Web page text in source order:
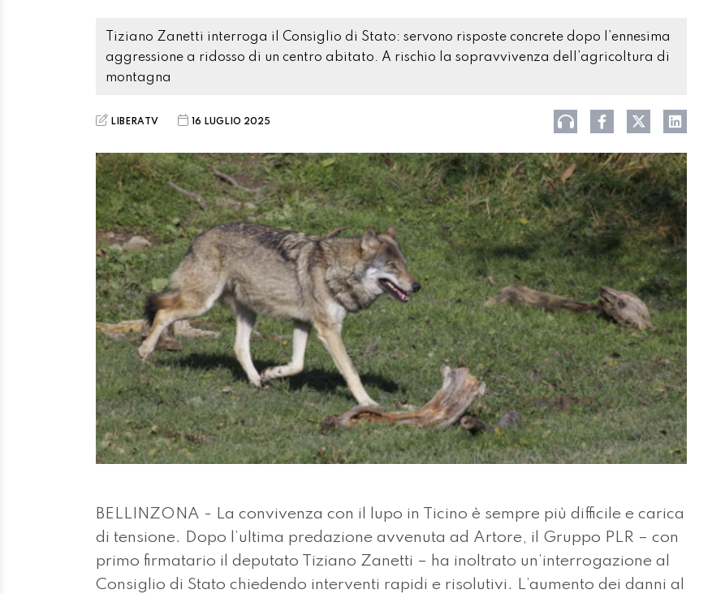
Tiziano Zanetti interroga il Consiglio di Stato: servono risposte concrete dopo l’ennesima
aggressione a ridosso di un centro abitato. A rischio la sopravvivenza dell’agricoltura di
montagna
LIBERATV 16 LUGLIO 2025
BELLINZONA - La convivenza con il lupo in Ticino è sempre più difficile e carica
di tensione. Dopo l’ultima predazione avvenuta ad Artore, il Gruppo PLR – con
primo firmatario il deputato Tiziano Zanetti – ha inoltrato un’interrogazione al
Consiglio di Stato chiedendo interventi rapidi e risolutivi. L’aumento dei danni al